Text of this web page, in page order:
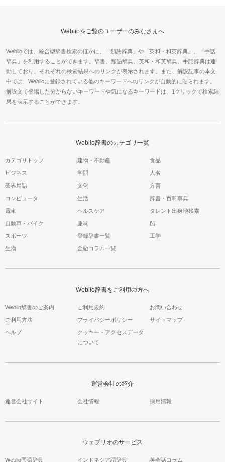
Weblioをご覧のユーザーのみなさまへ
Weblioでは、統合型辞書検索のほかに、「類語辞典」や「英和・和英辞典」、「手話
辞典」を利用することができます。辞書、類語辞典、英和・和英辞典、手話辞典は連
動しており、それぞれの検索結果へのリンクが表示されます。また、解説記事の本文
中では、Weblioに登録されている他のキーワードへのリンクが自動的に貼られます。
解説文で登場した分からないキーワードや気になるキーワードは、1クリックで検索結
果を表示することができます。
Weblio辞書のカテゴリ一覧
カテゴリトップ 建物・不動産 食品
ビジネス 学問 人名
業界用語 文化 方言
コンピュータ 生活 辞書・百科事典
電車 ヘルスケア タレント出身地検索
自動車・バイク 趣味 船
スポーツ 登録辞書一覧 工学
生物 金融コラム一覧
Weblio辞書をご利用の方へ
Weblio辞書のご案内 ご利用規約 お問い合わせ
ご利用方法 プライバシーポリシー サイトマップ
ヘルプ
クッキー・アクセスデータ
について
運営会社の紹介
運営会社サイト 会社情報 採用情報
ウェブリオのサービス
Weblio国語辞典 インドネシア語辞典 英会話コラム